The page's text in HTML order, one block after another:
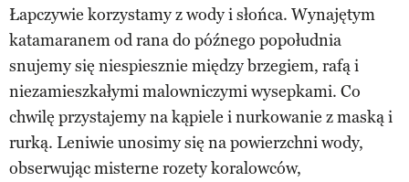
Łapczywie korzystamy z wody i słońca. Wynajętym
katamaranem od rana do późnego popołudnia
snujemy się niespiesznie między brzegiem, rafą i
niezamieszkałymi malowniczymi wysepkami. Co
chwilę przystajemy na kąpiele i nurkowanie z maską i
rurką. Leniwie unosimy się na powierzchni wody,
obserwując misterne rozety koralowców,